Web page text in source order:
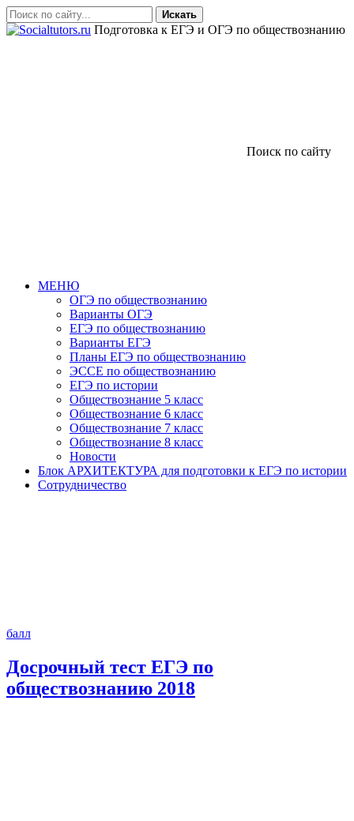
Искать
Подготовка к ЕГЭ и ОГЭ по обществознанию
Поиск по сайту
МЕНЮ
ОГЭ по обществознанию
Варианты ОГЭ
ЕГЭ по обществознанию
Варианты ЕГЭ
Планы ЕГЭ по обществознанию
ЭССЕ по обществознанию
ЕГЭ по истории
Обществознание 5 класс
Обществознание 6 класс
Обществознание 7 класс
Обществознание 8 класс
Новости
Блок АРХИТЕКТУРА для подготовки к ЕГЭ по истории
Сотрудничество
балл
Досрочный тест ЕГЭ по
обществознанию 2018